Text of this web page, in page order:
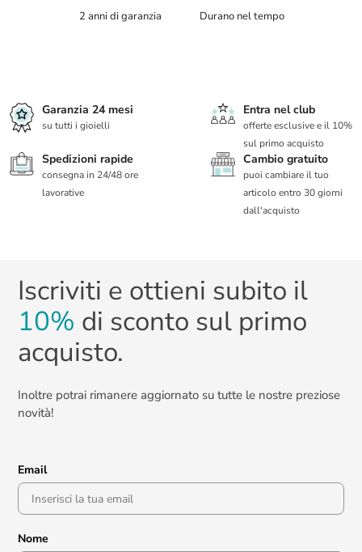
2 anni di garanzia Durano nel tempo
Garanzia 24 mesi
su tutti i gioielli
Entra nel club
offerte esclusive e il 10%
sul primo acquisto
Spedizioni rapide
consegna in 24/48 ore
lavorative
Cambio gratuito
puoi cambiare il tuo
articolo entro 30 giorni
dall'acquisto
Iscriviti e ottieni subito il
10% di sconto sul primo
acquisto.
Inoltre potrai rimanere aggiornato su tutte le nostre preziose
novità!
Email
Nome